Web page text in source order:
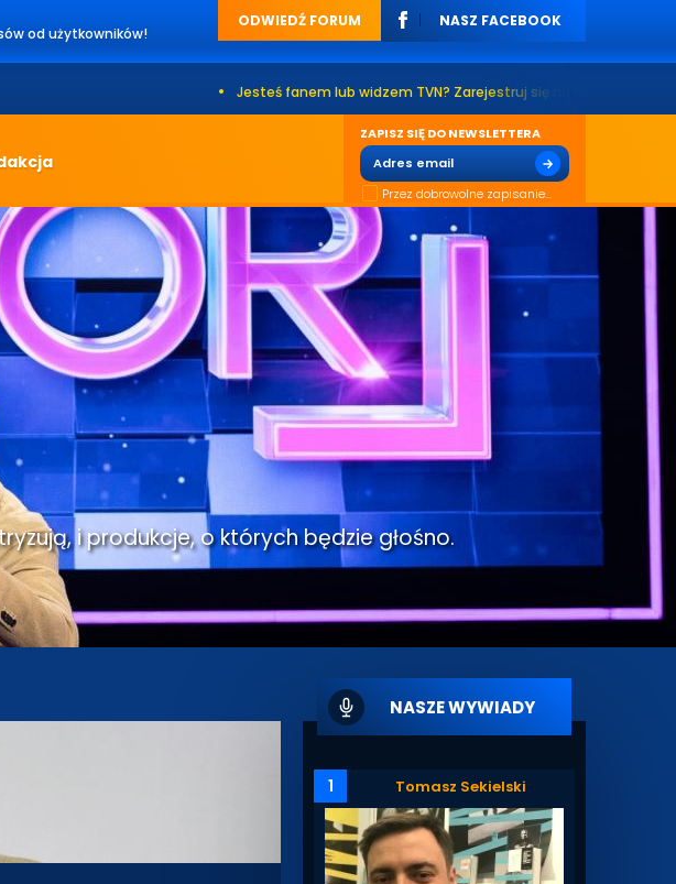
od użytkowników!
ODWIEDŹ FORUM NASZ FACEBOOK
Jesteś fanem lub widzem TVN? Zarejestruj się na naszym forum. Już ponad
ZAPISZ SIĘ DO NEWSLETTERA
Przez dobrowolne zapisanie...
i produkcje, o których będzie głośno.
NASZE WYWIADY
1 Tomasz Sekielski